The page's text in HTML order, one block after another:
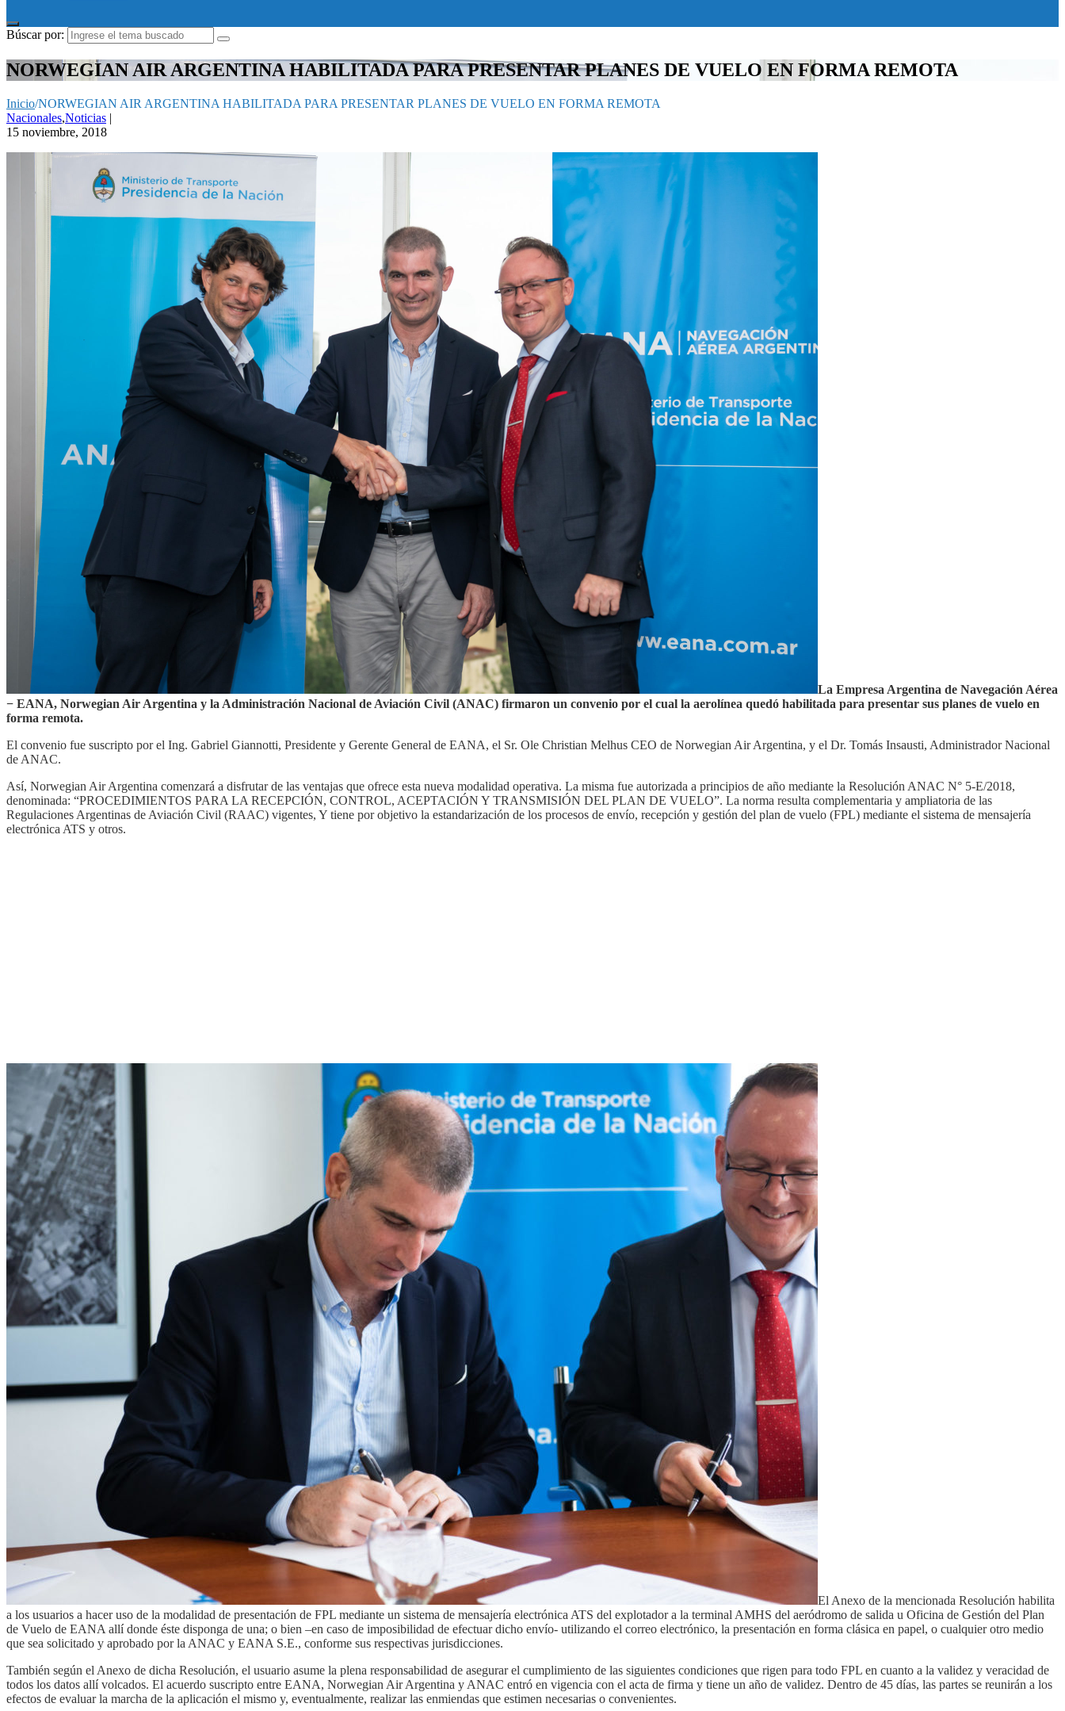
Búscar por:
NORWEGIAN AIR ARGENTINA HABILITADA PARA PRESENTAR PLANES DE VUELO EN FORMA REMOTA
Inicio/NORWEGIAN AIR ARGENTINA HABILITADA PARA PRESENTAR PLANES DE VUELO EN FORMA REMOTA
Nacionales,Noticias |
15 noviembre, 2018
La Empresa Argentina de Navegación Aérea
− EANA, Norwegian Air Argentina y la Administración Nacional de Aviación Civil (ANAC) firmaron un convenio por el cual la aerolínea quedó habilitada para presentar sus planes de vuelo en
forma remota.
El convenio fue suscripto por el Ing. Gabriel Giannotti, Presidente y Gerente General de EANA, el Sr. Ole Christian Melhus CEO de Norwegian Air Argentina, y el Dr. Tomás Insausti, Administrador Nacional
de ANAC.
Así, Norwegian Air Argentina comenzará a disfrutar de las ventajas que ofrece esta nueva modalidad operativa. La misma fue autorizada a principios de año mediante la Resolución ANAC N° 5-E/2018,
denominada: “PROCEDIMIENTOS PARA LA RECEPCIÓN, CONTROL, ACEPTACIÓN Y TRANSMISIÓN DEL PLAN DE VUELO”. La norma resulta complementaria y ampliatoria de las
Regulaciones Argentinas de Aviación Civil (RAAC) vigentes, Y tiene por objetivo la estandarización de los procesos de envío, recepción y gestión del plan de vuelo (FPL) mediante el sistema de mensajería
electrónica ATS y otros.
El Anexo de la mencionada Resolución habilita
a los usuarios a hacer uso de la modalidad de presentación de FPL mediante un sistema de mensajería electrónica ATS del explotador a la terminal AMHS del aeródromo de salida u Oficina de Gestión del Plan
de Vuelo de EANA allí donde éste disponga de una; o bien –en caso de imposibilidad de efectuar dicho envío- utilizando el correo electrónico, la presentación en forma clásica en papel, o cualquier otro medio
que sea solicitado y aprobado por la ANAC y EANA S.E., conforme sus respectivas jurisdicciones.
También según el Anexo de dicha Resolución, el usuario asume la plena responsabilidad de asegurar el cumplimiento de las siguientes condiciones que rigen para todo FPL en cuanto a la validez y veracidad de
todos los datos allí volcados. El acuerdo suscripto entre EANA, Norwegian Air Argentina y ANAC entró en vigencia con el acta de firma y tiene un año de validez. Dentro de 45 días, las partes se reunirán a los
efectos de evaluar la marcha de la aplicación el mismo y, eventualmente, realizar las enmiendas que estimen necesarias o convenientes.